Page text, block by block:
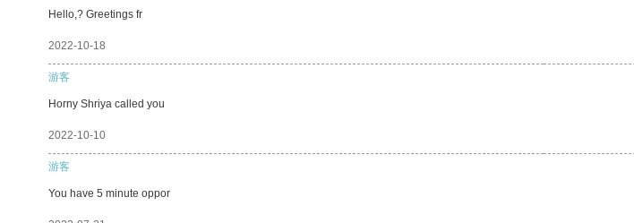
Hello,? Greetings fr
2022-10-18
游客
Horny Shriya called you
2022-10-10
游客
You have 5 minute oppor